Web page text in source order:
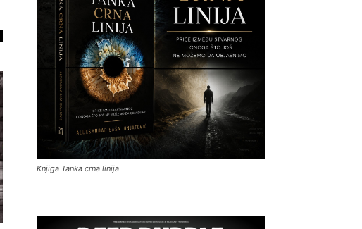
Knjiga Tanka crna linija